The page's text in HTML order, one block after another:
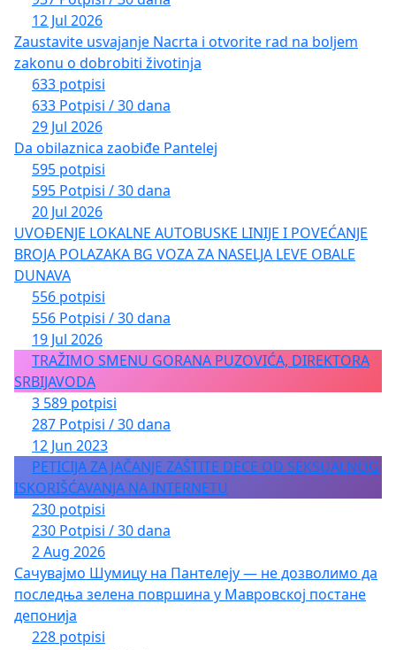
12 Jul 2026
Zaustavite usvajanje Nacrta i otvorite rad na boljem
zakonu o dobrobiti životinja
633 potpisi
633 Potpisi / 30 dana
29 Jul 2026
Da obilaznica zaobiđe Pantelej
595 potpisi
595 Potpisi / 30 dana
20 Jul 2026
UVOĐENJE LOKALNE AUTOBUSKE LINIJE I POVEĆANJE
BROJA POLAZAKA BG VOZA ZA NASELJA LEVE OBALE
DUNAVA
556 potpisi
556 Potpisi / 30 dana
19 Jul 2026
TRAŽIMO SMENU GORANA PUZOVIĆA, DIREKTORA
SRBIJAVODA
3 589 potpisi
287 Potpisi / 30 dana
12 Jun 2023
PETICIJA ZA JAČANJE ZAŠTITE DECE OD SEKSUALNOG
ISKORIŠĆAVANJA NA INTERNETU
230 potpisi
230 Potpisi / 30 dana
2 Aug 2026
Сачувајмо Шумицу на Пантелеју — не дозволимо да
последња зелена површина у Мавровској постане
депонија
228 potpisi